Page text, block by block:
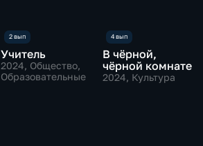
Учитель
2024, Общество,
Образовательные
В чёрной,
чёрной комнате
2024, Культура